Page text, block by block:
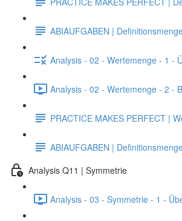
ABIAUFGABEN |
Analysis - 02 - Wertemenge - 1 -
Analysis - 02 - Wertemenge - 2 -
PRACTICE MAKES PERFECT |
ABIAUFGABEN |
Analysis Q11 | Symmetrie
Analysis - 03 - Symmetrie - 1 -